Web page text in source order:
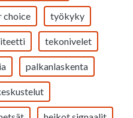
choice työkyky
tekonivelet
palkanlaskenta